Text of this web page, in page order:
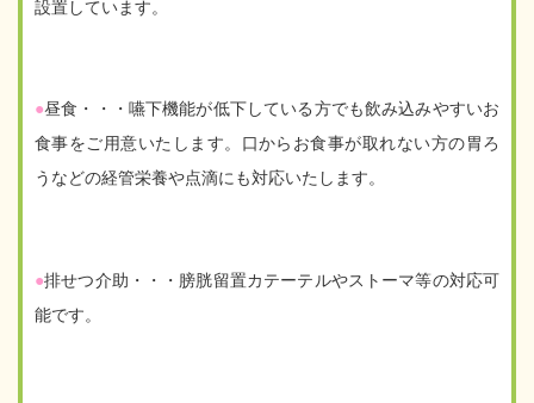
設置しています。
●昼食・・・嚥下機能が低下している方でも飲み込みやすいお
食事をご用意いたします。口からお食事が取れない方の胃ろ
うなどの経管栄養や点滴にも対応いたします。
●排せつ介助・・・膀胱留置カテーテルやストーマ等の対応可
能です。